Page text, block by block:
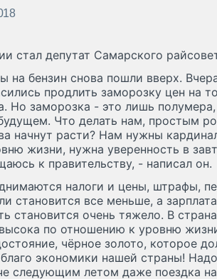
стал депутат Самарского
на бензин снова пошли вверх.
продлить заморозку цен на
Но заморозка - это лишь
Что делать нам, простым
начнут расти? Нам нужны
жизни, нужна уверенность в
к правительству, - написал он.
налоги и цены, штрафы,
становится все меньше, а
становится очень тяжело. В
по отношению к уровню
чёрное золото, которое
экономики нашей страны!
следующим летом даже поездка